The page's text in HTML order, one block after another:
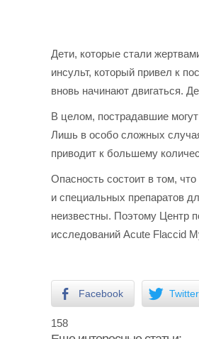
Дети, которые стали
инсульт, который привел к
вновь начинают двигаться.
В целом, пострадавшие
Лишь в особо сложных
приводит к большему
Опасность состоит в том,
и специальных препаратов
неизвестны. Поэтому Центр
исследований Acute Flaccid
Facebook Twitter
158